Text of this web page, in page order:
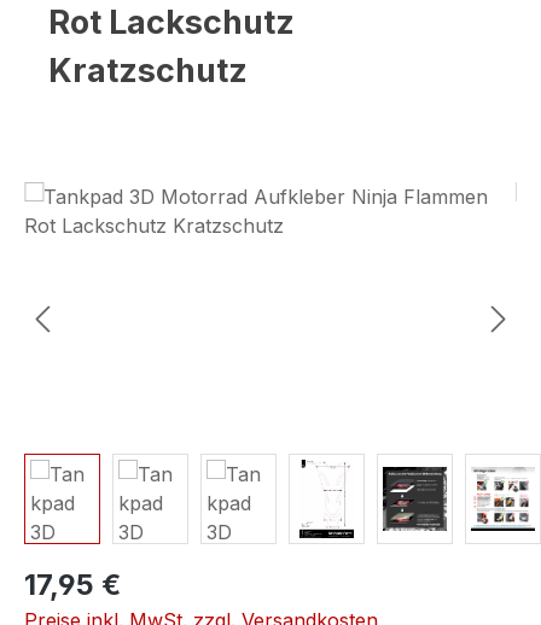
Rot Lackschutz
Kratzschutz
Bildergalerie überspringen
17,95 €
Preise inkl. MwSt. zzgl. Versandkosten